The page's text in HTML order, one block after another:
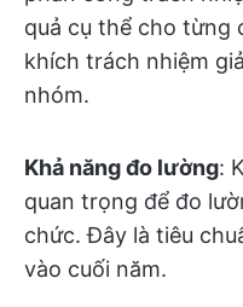
quả cụ thể cho từng
khích trách nhiệm
nhóm.
Khả năng đo lường:
quan trọng để đo
chức. Đây là tiêu
vào cuối năm.